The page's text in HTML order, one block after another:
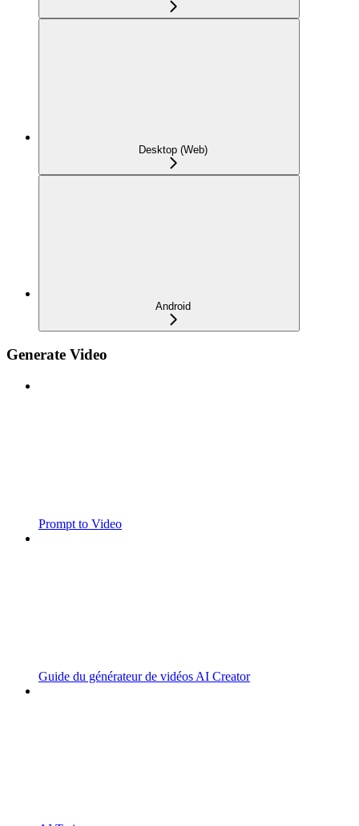
Desktop (Web)
Android
Generate Video
Prompt to Video
Guide du générateur de vidéos AI Creator